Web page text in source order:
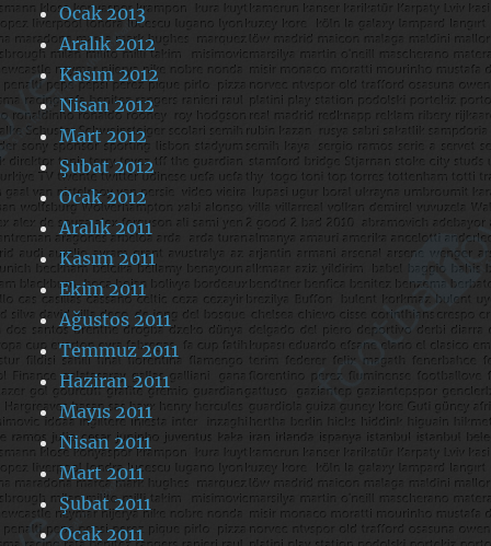
Ocak 2013
Aralık 2012
Kasım 2012
Nisan 2012
Mart 2012
Şubat 2012
Ocak 2012
Aralık 2011
Kasım 2011
Ekim 2011
Ağustos 2011
Temmuz 2011
Haziran 2011
Mayıs 2011
Nisan 2011
Mart 2011
Şubat 2011
Ocak 2011